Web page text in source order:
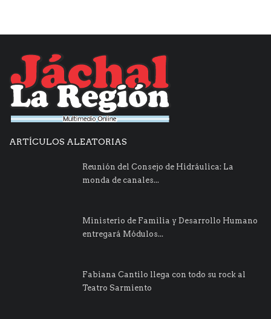
ARTÍCULOS ALEATORIAS
Reunión del Consejo de Hidráulica: La
monda de canales...
Ministerio de Familia y Desarrollo Humano
entregará Módulos...
Fabiana Cantilo llega con todo su rock al
Teatro Sarmiento